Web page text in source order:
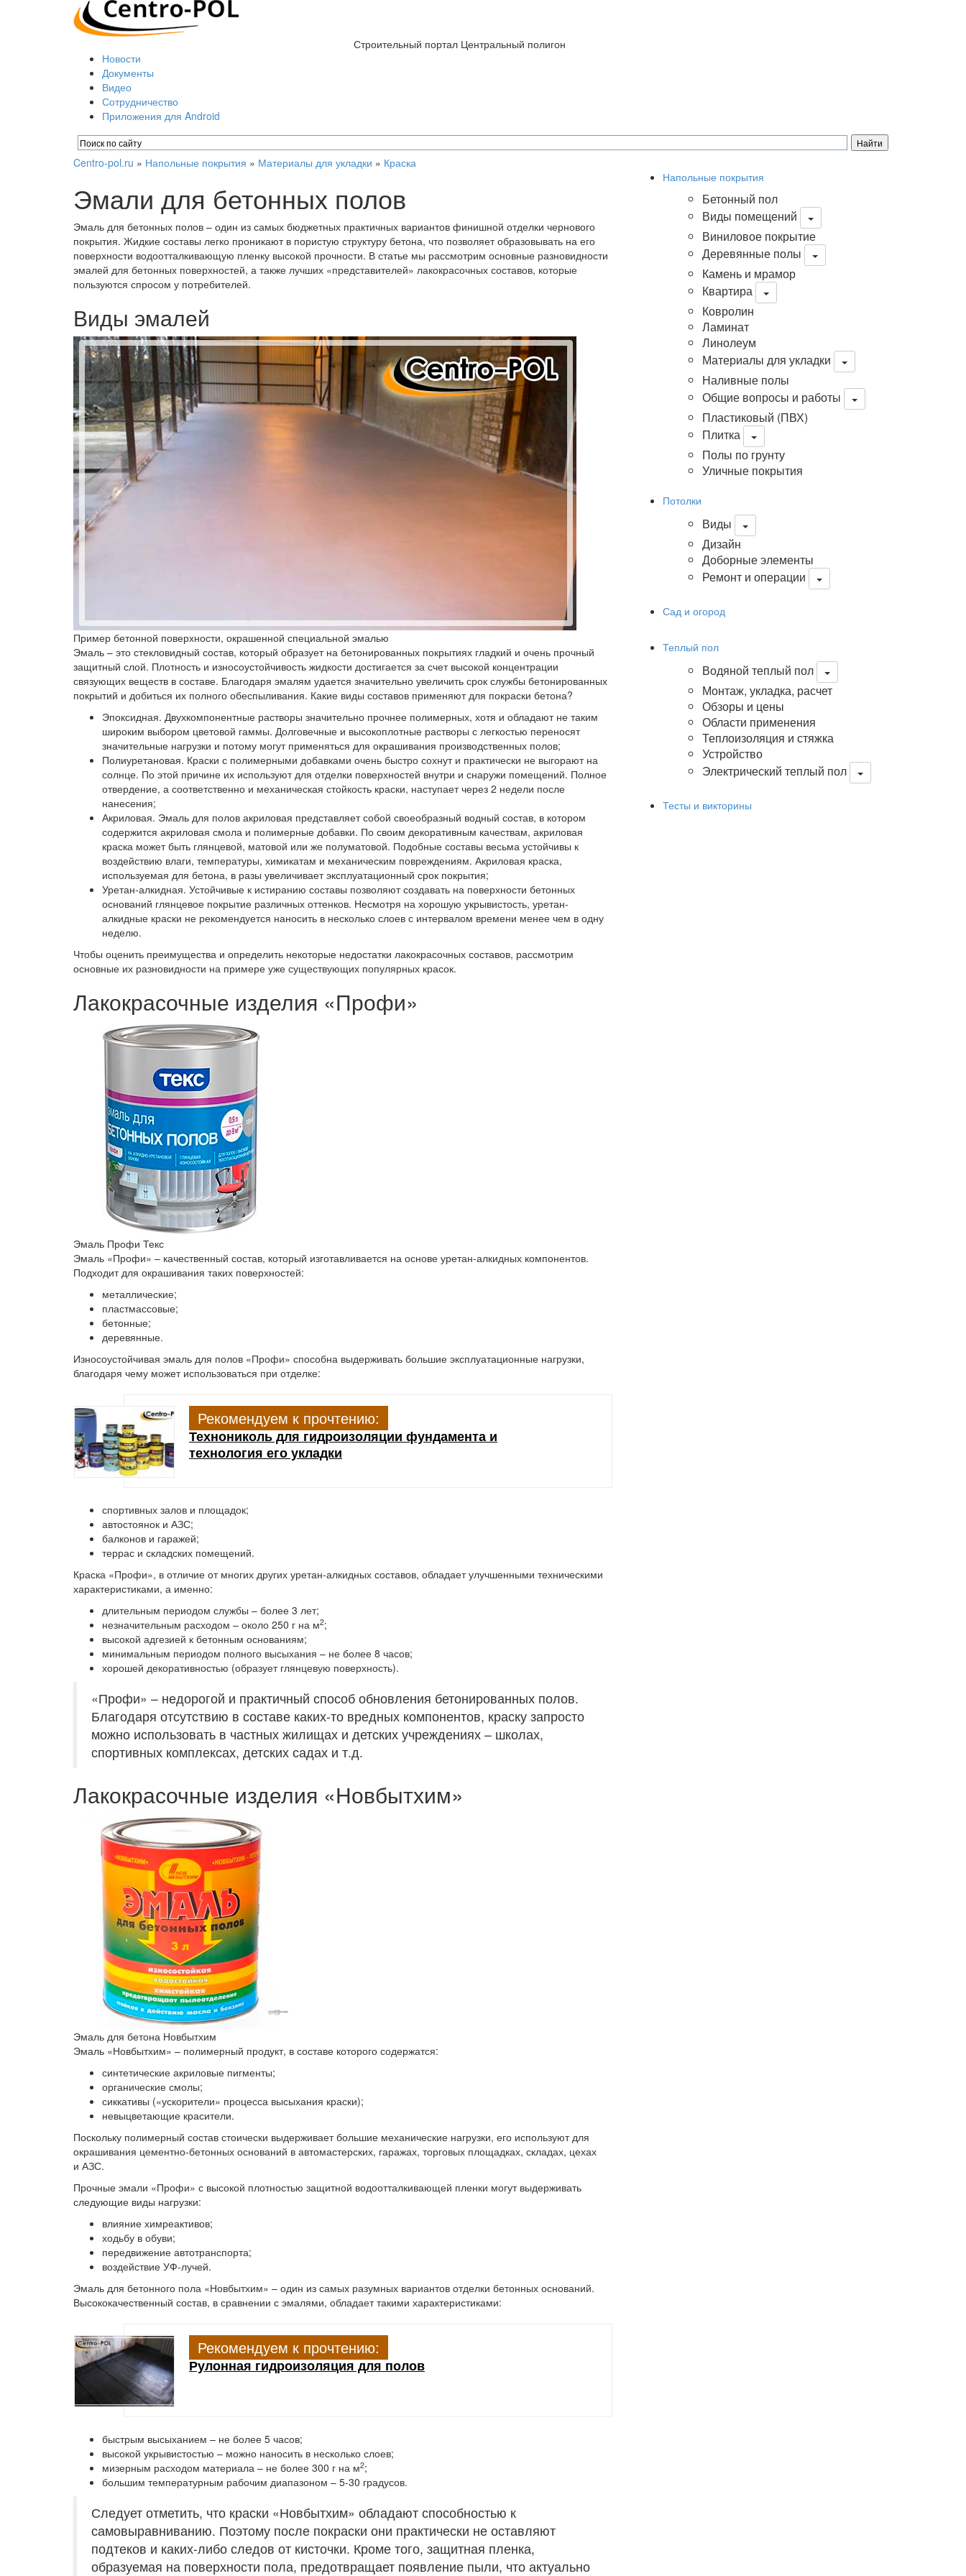
Строительный портал Центральный полигон
Новости
Документы
Видео
Сотрудничество
Приложения для Android
Centro-pol.ru » Напольные покрытия » Материалы для укладки » Краска
Эмали для бетонных полов
Эмаль для бетонных полов – один из самых бюджетных практичных вариантов финишной отделки чернового
покрытия. Жидкие составы легко проникают в пористую структуру бетона, что позволяет образовывать на его
поверхности водоотталкивающую пленку высокой прочности. В статье мы рассмотрим основные разновидности
эмалей для бетонных поверхностей, а также лучших «представителей» лакокрасочных составов, которые
пользуются спросом у потребителей.
Виды эмалей
Пример бетонной поверхности, окрашенной специальной эмалью
Эмаль – это стекловидный состав, который образует на бетонированных покрытиях гладкий и очень прочный
защитный слой. Плотность и износоустойчивость жидкости достигается за счет высокой концентрации
связующих веществ в составе. Благодаря эмалям удается значительно увеличить срок службы бетонированных
покрытий и добиться их полного обеспыливания. Какие виды составов применяют для покраски бетона?
Эпоксидная. Двухкомпонентные растворы значительно прочнее полимерных, хотя и обладают не таким
широким выбором цветовой гаммы. Долговечные и высокоплотные растворы с легкостью переносят
значительные нагрузки и потому могут применяться для окрашивания производственных полов;
Полиуретановая. Краски с полимерными добавками очень быстро сохнут и практически не выгорают на
солнце. По этой причине их используют для отделки поверхностей внутри и снаружи помещений. Полное
отвердение, а соответственно и механическая стойкость краски, наступает через 2 недели после
нанесения;
Акриловая. Эмаль для полов акриловая представляет собой своеобразный водный состав, в котором
содержится акриловая смола и полимерные добавки. По своим декоративным качествам, акриловая
краска может быть глянцевой, матовой или же полуматовой. Подобные составы весьма устойчивы к
воздействию влаги, температуры, химикатам и механическим повреждениям. Акриловая краска,
используемая для бетона, в разы увеличивает эксплуатационный срок покрытия;
Уретан-алкидная. Устойчивые к истиранию составы позволяют создавать на поверхности бетонных
оснований глянцевое покрытие различных оттенков. Несмотря на хорошую укрывистость, уретан-
алкидные краски не рекомендуется наносить в несколько слоев с интервалом времени менее чем в одну
неделю.
Чтобы оценить преимущества и определить некоторые недостатки лакокрасочных составов, рассмотрим
основные их разновидности на примере уже существующих популярных красок.
Лакокрасочные изделия «Профи»
Эмаль Профи Текс
Эмаль «Профи» – качественный состав, который изготавливается на основе уретан-алкидных компонентов.
Подходит для окрашивания таких поверхностей:
металлические;
пластмассовые;
бетонные;
деревянные.
Износоустойчивая эмаль для полов «Профи» способна выдерживать большие эксплуатационные нагрузки,
благодаря чему может использоваться при отделке:
Рекомендуем к прочтению:
Технониколь для гидроизоляции фундамента и
технология его укладки
спортивных залов и площадок;
автостоянок и АЗС;
балконов и гаражей;
террас и складских помещений.
Краска «Профи», в отличие от многих других уретан-алкидных составов, обладает улучшенными техническими
характеристиками, а именно:
длительным периодом службы – более 3 лет;
незначительным расходом – около 250 г на м2;
высокой адгезией к бетонным основаниям;
минимальным периодом полного высыхания – не более 8 часов;
хорошей декоративностью (образует глянцевую поверхность).
«Профи» – недорогой и практичный способ обновления бетонированных полов.
Благодаря отсутствию в составе каких-то вредных компонентов, краску запросто
можно использовать в частных жилищах и детских учреждениях – школах,
спортивных комплексах, детских садах и т.д.
Лакокрасочные изделия «Новбытхим»
Эмаль для бетона Новбытхим
Эмаль «Новбытхим» – полимерный продукт, в составе которого содержатся:
синтетические акриловые пигменты;
органические смолы;
сиккативы («ускорители» процесса высыхания краски);
невыцветающие красители.
Поскольку полимерный состав стоически выдерживает большие механические нагрузки, его используют для
окрашивания цементно-бетонных оснований в автомастерских, гаражах, торговых площадках, складах, цехах
и АЗС.
Прочные эмали «Профи» с высокой плотностью защитной водоотталкивающей пленки могут выдерживать
следующие виды нагрузки:
влияние химреактивов;
ходьбу в обуви;
передвижение автотранспорта;
воздействие УФ-лучей.
Эмаль для бетонного пола «Новбытхим» – один из самых разумных вариантов отделки бетонных оснований.
Высококачественный состав, в сравнении с эмалями, обладает такими характеристиками:
Рекомендуем к прочтению:
Рулонная гидроизоляция для полов
быстрым высыханием – не более 5 часов;
высокой укрывистостью – можно наносить в несколько слоев;
мизерным расходом материала – не более 300 г на м2;
большим температурным рабочим диапазоном – 5-30 градусов.
Следует отметить, что краски «Новбытхим» обладают способностью к
самовыравниванию. Поэтому после покраски они практически не оставляют
подтеков и каких-либо следов от кисточки. Кроме того, защитная пленка,
образуемая на поверхности пола, предотвращает появление пыли, что актуально
Напольные покрытия
Бетонный пол
Виды помещений
Виниловое покрытие
Деревянные полы
Камень и мрамор
Квартира
Ковролин
Ламинат
Линолеум
Материалы для укладки
Наливные полы
Общие вопросы и работы
Пластиковый (ПВХ)
Плитка
Полы по грунту
Уличные покрытия
Потолки
Виды
Дизайн
Доборные элементы
Ремонт и операции
Сад и огород
Теплый пол
Водяной теплый пол
Монтаж, укладка, расчет
Обзоры и цены
Области применения
Теплоизоляция и стяжка
Устройство
Электрический теплый пол
Тесты и викторины